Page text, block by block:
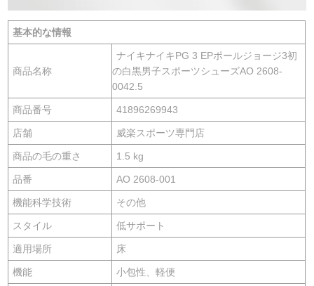
基本的な情報
商品名称
ナイキナイキPG 3 EPポールジョージ3初
の白黒男子スポーツシューズAO 2608-
0042.5
商品番号 41896269943
店舗 威楽スポーツ専門店
商品の毛の重さ 1.5 kg
品番 AO 2608-001
機能科学技術 その他
スタイル 低サポート
適用場所 床
機能 小包性、軽便